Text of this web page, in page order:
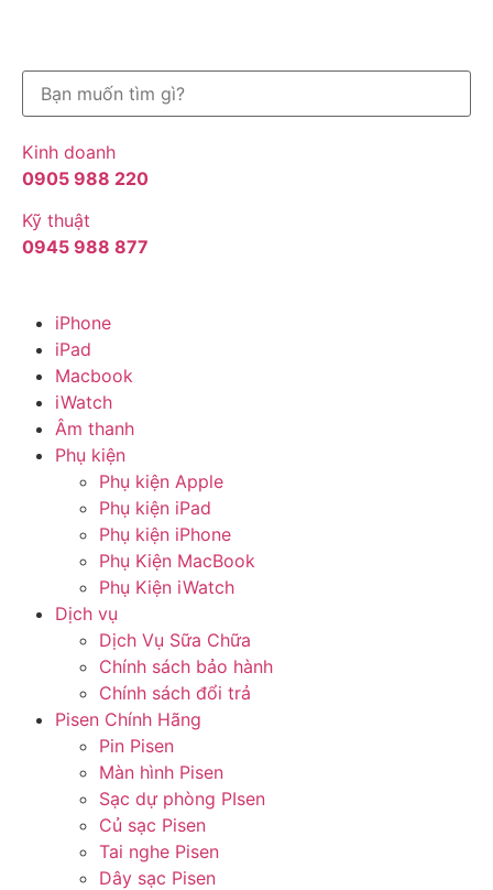
Kinh doanh
0905 988 220
Kỹ thuật
0945 988 877
iPhone
iPad
Macbook
iWatch
Âm thanh
Phụ kiện
Phụ kiện Apple
Phụ kiện iPad
Phụ kiện iPhone
Phụ Kiện MacBook
Phụ Kiện iWatch
Dịch vụ
Dịch Vụ Sữa Chữa
Chính sách bảo hành
Chính sách đổi trả
Pisen Chính Hãng
Pin Pisen
Màn hình Pisen
Sạc dự phòng PIsen
Củ sạc Pisen
Tai nghe Pisen
Dây sạc Pisen